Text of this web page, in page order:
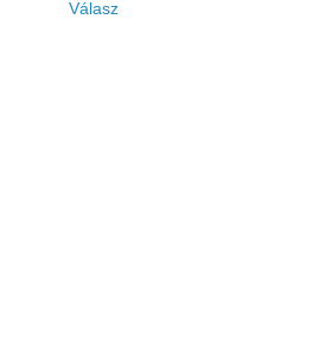
Válasz